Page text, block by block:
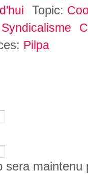
Topic:
Syndicalisme
Pilpa
sera